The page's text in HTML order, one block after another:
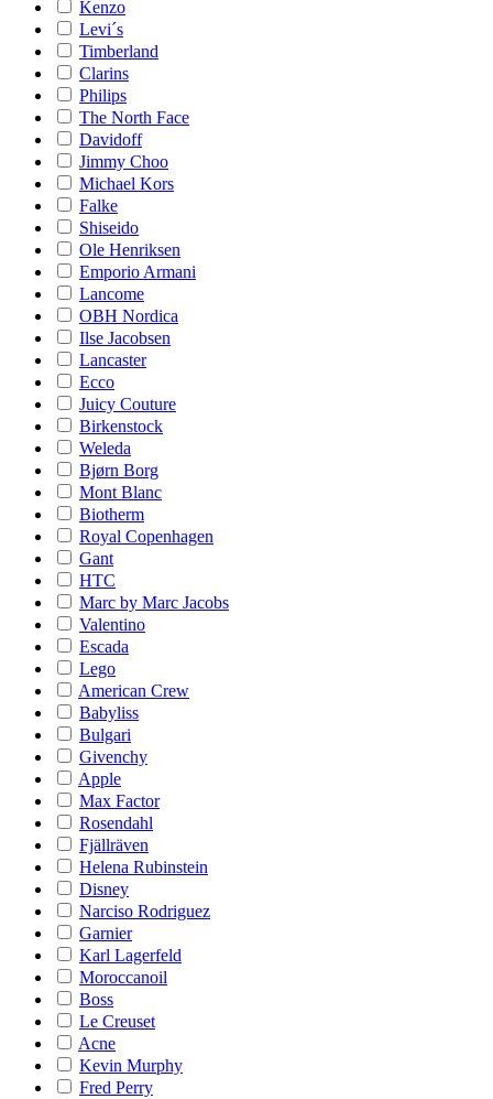
Kenzo
Levi´s
Timberland
Clarins
Philips
The North Face
Davidoff
Jimmy Choo
Michael Kors
Falke
Shiseido
Ole Henriksen
Emporio Armani
Lancome
OBH Nordica
Ilse Jacobsen
Lancaster
Ecco
Juicy Couture
Birkenstock
Weleda
Bjørn Borg
Mont Blanc
Biotherm
Royal Copenhagen
Gant
HTC
Marc by Marc Jacobs
Valentino
Escada
Lego
American Crew
Babyliss
Bulgari
Givenchy
Apple
Max Factor
Rosendahl
Fjällräven
Helena Rubinstein
Disney
Narciso Rodriguez
Garnier
Karl Lagerfeld
Moroccanoil
Boss
Le Creuset
Acne
Kevin Murphy
Fred Perry